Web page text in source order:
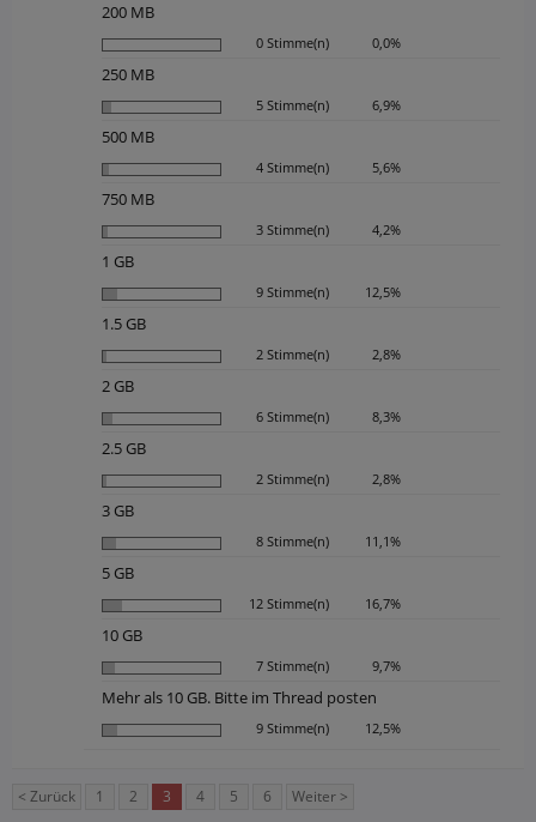
200 MB
0 Stimme(n) 0,0%
250 MB
5 Stimme(n) 6,9%
500 MB
4 Stimme(n) 5,6%
750 MB
3 Stimme(n) 4,2%
1 GB
9 Stimme(n) 12,5%
1.5 GB
2 Stimme(n) 2,8%
2 GB
6 Stimme(n) 8,3%
2.5 GB
2 Stimme(n) 2,8%
3 GB
8 Stimme(n) 11,1%
5 GB
12 Stimme(n) 16,7%
10 GB
7 Stimme(n) 9,7%
Mehr als 10 GB. Bitte im Thread posten
9 Stimme(n) 12,5%
< Zurück 1 2 3 4 5 6 Weiter >